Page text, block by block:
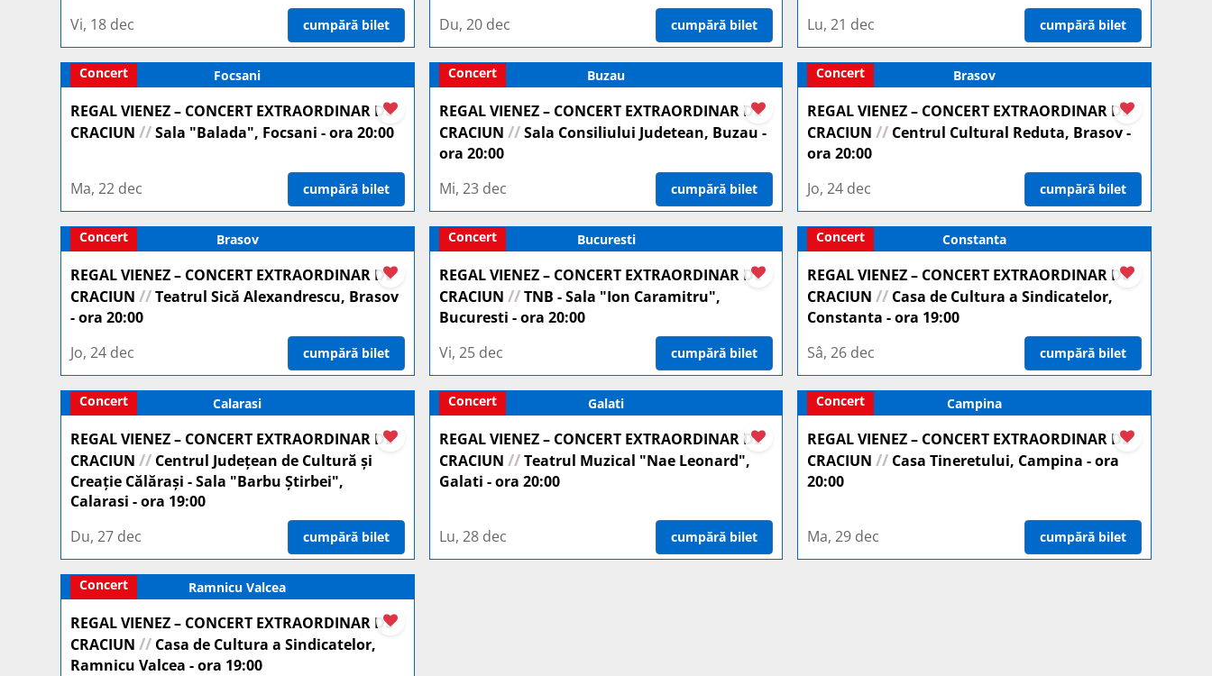
Vi, 18 dec
cumpără bilet
Du, 20 dec
cumpără bilet
Lu, 21 dec
cumpără bilet
Focsani
Concert
REGAL VIENEZ – CONCERT EXTRAORDINAR DE
CRACIUN//Sala "Balada", Focsani - ora 20:00
Ma, 22 dec cumpără bilet
Buzau
Concert
REGAL VIENEZ – CONCERT EXTRAORDINAR DE
CRACIUN //Sala Consiliului Judetean, Buzau -
ora 20:00
Mi, 23 dec
cumpără bilet
Brasov
Concert
REGAL VIENEZ – CONCERT EXTRAORDINAR DE
CRACIUN// Centrul Cultural Reduta, Brasov -
ora 20:00
Jo, 24 dec
cumpără bilet
Brasov
Concert
REGAL VIENEZ – CONCERT EXTRAORDINAR DE
CRACIUN//Teatrul Sică Alexandrescu, Brasov
- ora 20:00
Jo, 24 dec
cumpără bilet
Bucuresti
Concert
REGAL VIENEZ – CONCERT EXTRAORDINAR DE
CRACIUN //TNB - Sala "Ion Caramitru",
Bucuresti - ora 20:00
Vi, 25 dec
cumpără bilet
Constanta
Concert
REGAL VIENEZ – CONCERT EXTRAORDINAR DE
CRACIUN// Casa de Cultura a Sindicatelor,
Constanta - ora 19:00
Sâ, 26 dec
cumpără bilet
Calarasi
Concert
REGAL VIENEZ – CONCERT EXTRAORDINAR DE
CRACIUN// Centrul Județean de Cultură și
Creație Călărași - Sala "Barbu Știrbei",
Calarasi - ora 19:00
Du, 27 dec
cumpără bilet
Galati
Concert
REGAL VIENEZ – CONCERT EXTRAORDINAR DE
CRACIUN //Teatrul Muzical "Nae Leonard",
Galati - ora 20:00
Lu, 28 dec cumpără bilet
Campina
Concert
REGAL VIENEZ – CONCERT EXTRAORDINAR DE
CRACIUN// Casa Tineretului, Campina - ora
20:00
Ma, 29 dec cumpără bilet
Ramnicu Valcea
Concert
REGAL VIENEZ – CONCERT EXTRAORDINAR DE
CRACIUN// Casa de Cultura a Sindicatelor,
Ramnicu Valcea - ora 19:00